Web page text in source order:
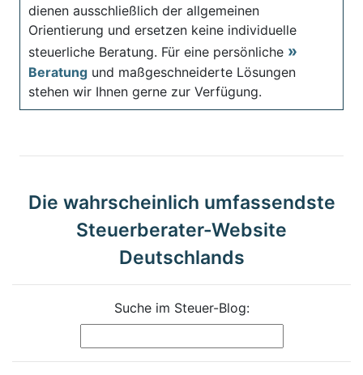
dienen ausschließlich der allgemeinen
Orientierung und ersetzen keine individuelle
steuerliche Beratung. Für eine persönliche
Beratung und maßgeschneiderte Lösungen
stehen wir Ihnen gerne zur Verfügung.
Die wahrscheinlich umfassendste
Steuerberater-Website
Deutschlands
Suche im Steuer-Blog: